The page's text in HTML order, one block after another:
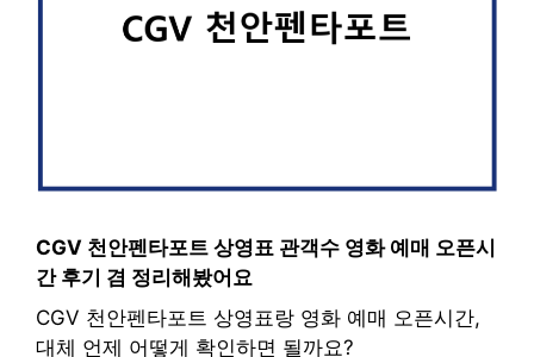
CGV 천안펜타포트 상영표 관객수 영화 예매 오픈시
간 후기 겸 정리해봤어요
CGV 천안펜타포트 상영표랑 영화 예매 오픈시간,
대체 언제 어떻게 확인하면 될까요?